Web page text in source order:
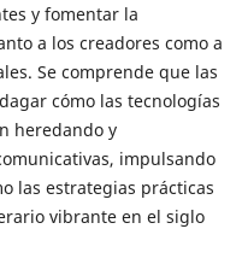
y fomentar la
a los creadores como a
Se comprende que las
cómo las tecnologías
heredando y
impulsando
las estrategias prácticas
vibrante en el siglo